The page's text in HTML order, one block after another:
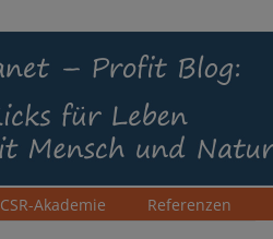
Zum
Inhalt
springen
CSR-Akademie Referenzen